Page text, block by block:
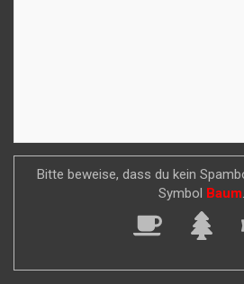
Bitte beweise, dass du kein
Symbol
Baum.